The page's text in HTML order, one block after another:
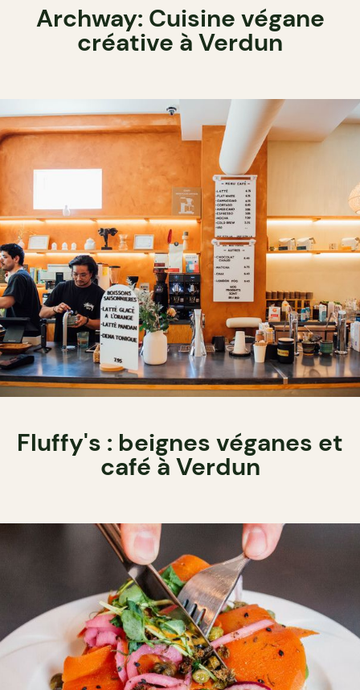
Archway: Cuisine végane
créative à Verdun
Fluffy's : beignes véganes et
café à Verdun